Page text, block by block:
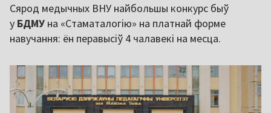
Сярод медычных ВНУ найбольшы конкурс быў
у БДМУ на «Стаматалогію» на платнай форме
навучання: ён перавысіў 4 чалавекі на месца.